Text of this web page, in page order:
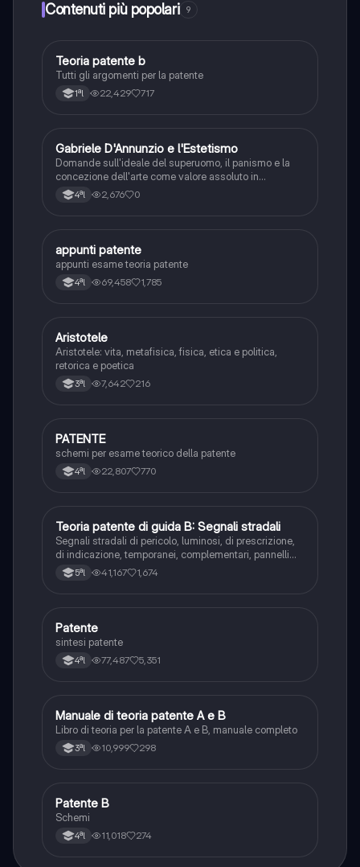
Contenuti più popolari 9
Altro
Teoria patente b
Tutti gli argomenti per la patente
1ªl 22,429 717
GItaliano
Gabriele D'Annunzio e l'Estetismo
Domande sull'ideale del superuomo, il panismo e la
concezione dell'arte come valore assoluto in
D'Annunzio.
4ªl 2,676 0
Altro
appunti patente
appunti esame teoria patente
4ªl 69,458 1,785
Filosofia
Aristotele
Aristotele: vita, metafisica, fisica, etica e politica,
retorica e poetica
3ªl 7,642 216
Altro
PATENTE
schemi per esame teorico della patente
4ªl 22,807 770
Ed. civ.
Teoria patente di guida B: Segnali stradali
Segnali stradali di pericolo, luminosi, di prescrizione,
di indicazione, temporanei, complementari, pannelli
integrativi, segnaletica orizzontale, segnalazioni
agenti del traffico, distanza di visibilità per l‘arresto,
5ªl 41,167 1,674
Altro
Patente
sintesi patente
4ªl 77,487 5,351
Italiano
Manuale di teoria patente A e B
Libro di teoria per la patente A e B, manuale completo
3ªl 10,999 298
Altro
Patente B
Schemi
4ªl 11,018 274